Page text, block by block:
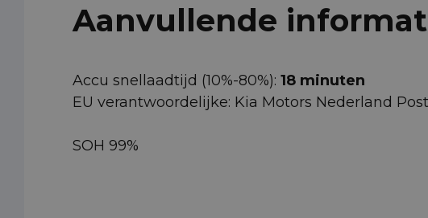
Aanvullende
Accu snellaadtijd (10%-80%): 18 minuten
EU verantwoordelijke: Kia Motors Nederland
SOH 99%